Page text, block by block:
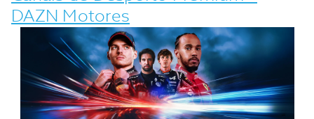
DAZN Motores